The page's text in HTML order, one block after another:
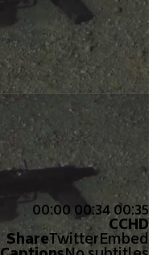
00:00 00:34 00:35
CCHD
ShareTwitterEmbed